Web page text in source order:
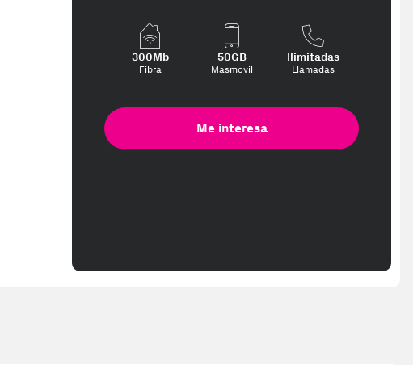
300Mb
Fibra
50GB
Masmovil
Ilimitadas
Llamadas
Me interesa